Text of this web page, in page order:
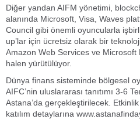
Diğer yandan AIFM yönetimi,
alanında Microsoft, Visa, Waves
Council gibi önemli oyuncularla
up’lar için ücretsiz olarak bir
Amazon Web Services ve Microsoft
halen yürütülüyor.
Dünya finans sisteminde bölgesel
AIFC’nin uluslararası tanıtımı 3-6
Astana’da gerçekleştirilecek.
katılım detaylarına